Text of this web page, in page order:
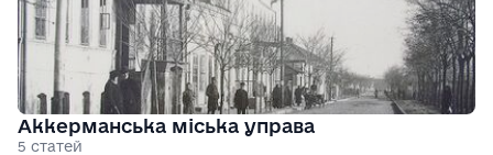
Аккерманська міська управа
5 статей